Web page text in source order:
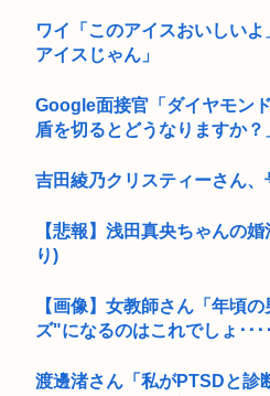
ワイ「このアイスおいしい
アイスじゃん」
Google面接官「ダイヤモン
盾を切るとどうなりますか？
吉田綾乃クリスティーさん
【悲報】浅田真央ちゃんの
り)
【画像】女教師さん「年頃
ズ"になるのはこれでしょ･
渡邊渚さん「私がPTSDと診